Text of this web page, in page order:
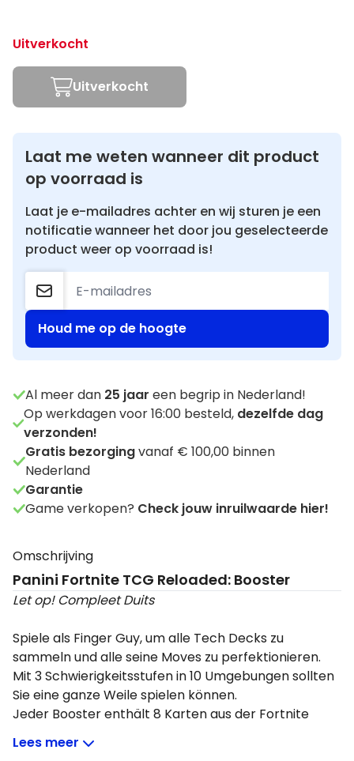
Uitverkocht
Uitverkocht
Laat me weten wanneer dit product
op voorraad is
Laat je e-mailadres achter en wij sturen je een
notificatie wanneer het door jou geselecteerde
product weer op voorraad is!
Houd me op de hoogte
Al meer dan 25 jaar een begrip in Nederland!
Op werkdagen voor 16:00 besteld, dezelfde dag
verzonden!
Gratis bezorgingvanaf € 100,00 binnen
Nederland
Garantie
Game verkopen? Check jouw inruilwaarde hier!
Omschrijving
Panini Fortnite TCG Reloaded: Booster
Let op! Compleet Duits
Spiele als Finger Guy, um alle Tech Decks zu
sammeln und alle seine Moves zu perfektionieren.
Mit 3 Schwierigkeitsstufen in 10 Umgebungen sollten
Sie eine ganze Weile spielen können.
Jeder Booster enthält 8 Karten aus der Fortnite
Lees meer